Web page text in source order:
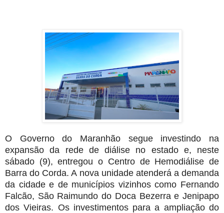
O Governo do Maranhão segue investindo na
expansão da rede de diálise no estado e, neste
sábado (9), entregou o Centro de Hemodiálise de
Barra do Corda. A nova unidade atenderá a demanda
da cidade e de municípios vizinhos como Fernando
Falcão, São Raimundo do Doca Bezerra e Jenipapo
dos Vieiras. Os investimentos para a ampliação do